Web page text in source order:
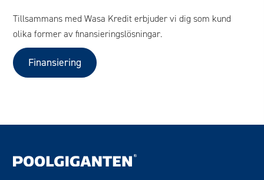
Tillsammans med Wasa Kredit erbjuder vi dig som kund
olika former av finansieringslösningar.
Finansiering